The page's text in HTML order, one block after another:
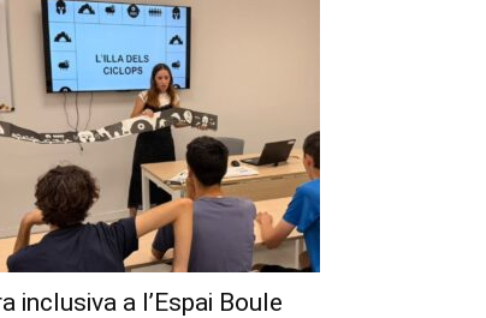
inclusiva a l’Espai Boule